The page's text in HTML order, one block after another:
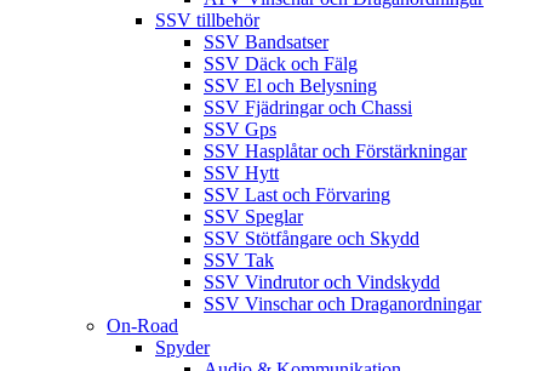
SSV tillbehör
SSV Bandsatser
SSV Däck och Fälg
SSV El och Belysning
SSV Fjädringar och Chassi
SSV Gps
SSV Hasplåtar och Förstärkningar
SSV Hytt
SSV Last och Förvaring
SSV Speglar
SSV Stötfångare och Skydd
SSV Tak
SSV Vindrutor och Vindskydd
SSV Vinschar och Draganordningar
On-Road
Spyder